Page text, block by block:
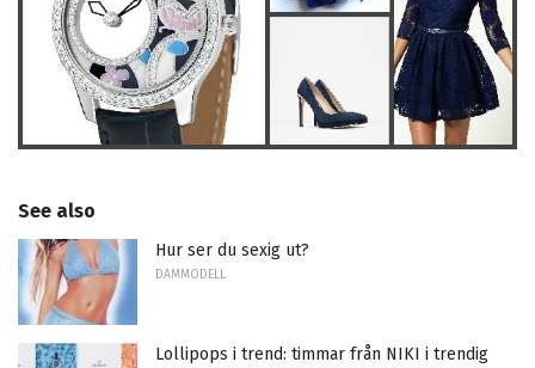
See also
Hur ser du sexig ut?
DAMMODELL
Lollipops i trend: timmar från NIKI i trendig